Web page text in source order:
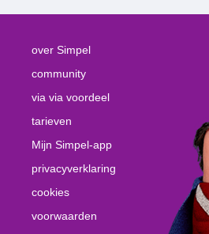
over Simpel
community
via via voordeel
tarieven
Mijn Simpel-app
privacyverklaring
cookies
voorwaarden